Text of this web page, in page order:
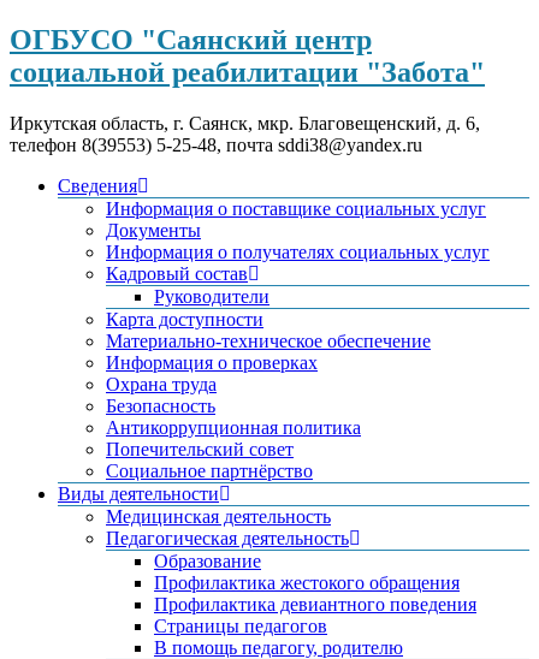
ОГБУСО "Саянский центр
социальной реабилитации "Забота"
Иркутская область, г. Саянск, мкр. Благовещенский, д. 6,
телефон 8(39553) 5-25-48, почта sddi38@yandex.ru
Сведения
Информация о поставщике социальных услуг
Документы
Информация о получателях социальных услуг
Кадровый состав
Руководители
Карта доступности
Материально-техническое обеспечение
Информация о проверках
Охрана труда
Безопасность
Антикоррупционная политика
Попечительский совет
Социальное партнёрство
Виды деятельности
Медицинская деятельность
Педагогическая деятельность
Образование
Профилактика жестокого обращения
Профилактика девиантного поведения
Страницы педагогов
В помощь педагогу, родителю